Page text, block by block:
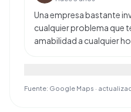
Una empresa bastante
cualquier problema que
amabilidad a cualquier
Fuente: Google Maps ·